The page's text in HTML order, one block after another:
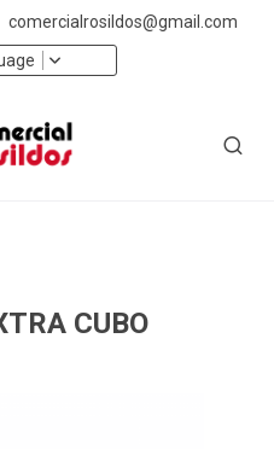
comercialrosildos@gmail.com
CUBO